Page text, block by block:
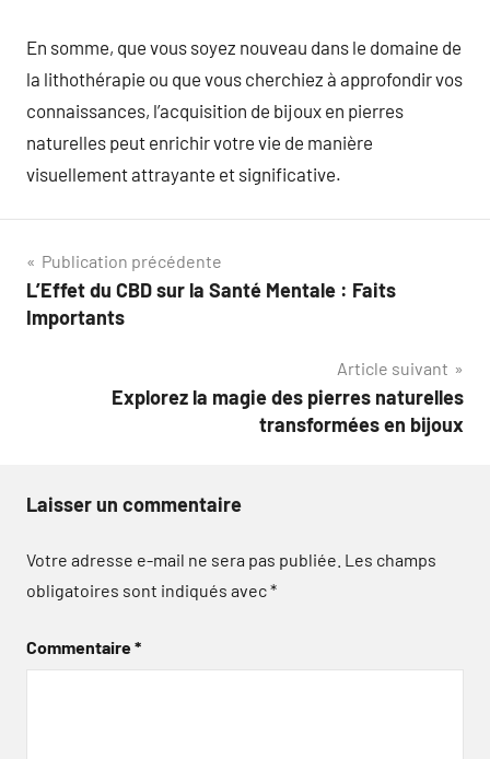
En somme, que vous soyez nouveau dans le domaine de
la lithothérapie ou que vous cherchiez à approfondir vos
connaissances, l’acquisition de bijoux en pierres
naturelles peut enrichir votre vie de manière
visuellement attrayante et significative.
Navigation
de
Publication précédente
L’Effet du CBD sur la Santé Mentale : Faits
Importants
Article suivant
Explorez la magie des pierres naturelles
transformées en bijoux
Laisser un commentaire
Votre adresse e-mail ne sera pas publiée. Les champs
obligatoires sont indiqués avec*
Commentaire*